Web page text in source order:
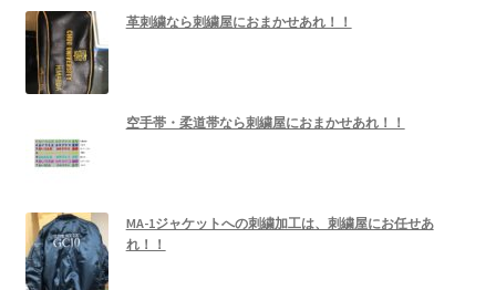
革刺繍なら刺繍屋におまかせあれ！！
空手帯・柔道帯なら刺繍屋におまかせあれ！！
MA-1ジャケットへの刺繍加工は、刺繍屋にお任せあ
れ！！